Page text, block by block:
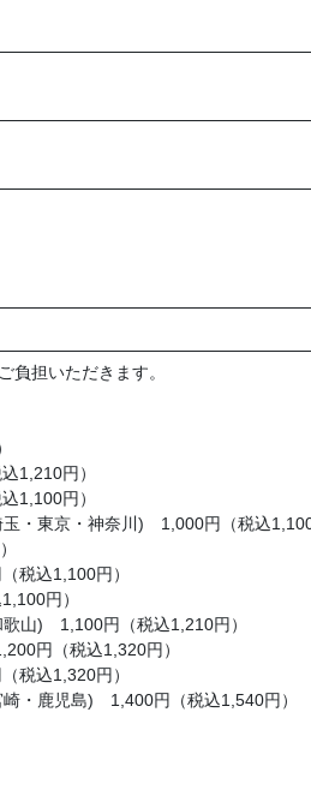
負担いただきます。
1,210円）
1,100円）
・東京・神奈川) 1,000円（税込1,100
税込1,100円）
円）
山) 1,100円（税込1,210円）
円（税込1,320円）
税込1,320円）
・鹿児島) 1,400円（税込1,540円）